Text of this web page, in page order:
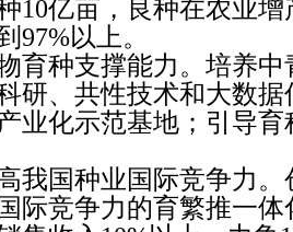
10亿亩，良种在农业
97%以上。
育种支撑能力。培养
研、共性技术和大数
业化示范基地；引导
我国种业国际竞争力
际竞争力的育繁推一